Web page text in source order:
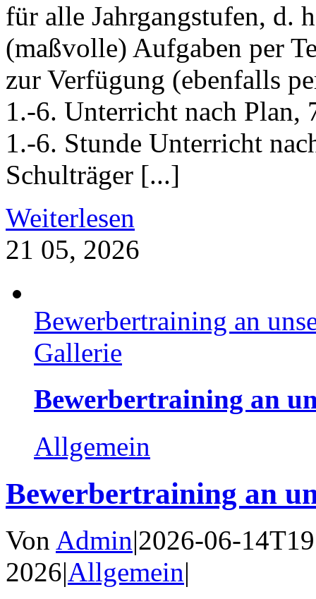
für alle Jahrgangstufen, d.
(maßvolle) Aufgaben per
zur Verfügung (ebenfalls
1.-6. Unterricht nach
1.-6. Stunde Unterricht
Schulträger [...]
Weiterlesen
21 05, 2026
Bewerbertraining an
Gallerie
Bewerbertraining an
Allgemein
Bewerbertraining an
Von Admin|2026-06-
2026|Allgemein|